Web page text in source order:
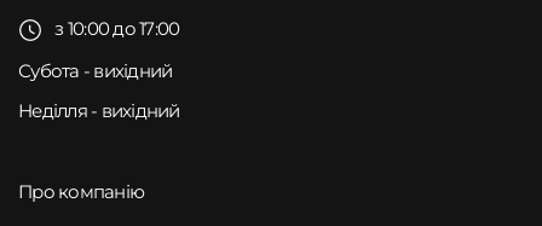
з 10:00 до 17:00
Субота - вихідний
Неділля - вихідний
Про компанію